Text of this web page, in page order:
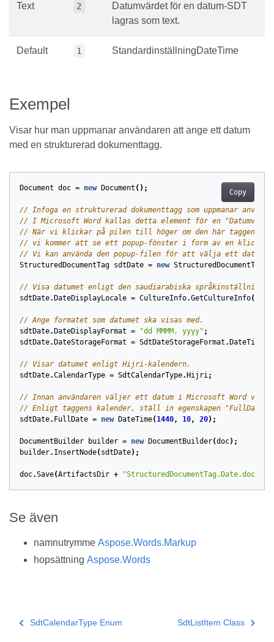
Text 2
Datumvärdet för en datum-SDT
lagras som text.
Default 1 StandardinställningDateTime
Exempel
Visar hur man uppmanar användaren att ange ett datum
med en strukturerad dokumenttagg.
Copy
Document doc = new Document ();
// Infoga en strukturerad dokumenttagg som uppmanar
// I Microsoft Word kallas detta element för en
// När vi klickar på pilen till höger om den här taggen i
// vi kommer att se ett popup-fönster i form av en klickbar
// Vi kan använda den popup-filen för att välja ett datum
StructuredDocumentTag sdtDate = new StructuredDocumentTag
// Visa datumet enligt den saudiarabiska
sdtDate. DateDisplayLocale = CultureInfo.GetCultureInfo(
// Ange formatet som datumet ska visas med.
sdtDate. DateDisplayFormat = "dd MMMM, yyyy" ;
sdtDate. DateStorageFormat = SdtDateStorageFormat . DateTime
// Visar datumet enligt Hijri-kalendern.
sdtDate.CalendarType = SdtCalendarType. Hijri;
// Innan användaren väljer ett datum i Microsoft Word
// Enligt taggens kalender, ställ in egenskapen
sdtDate. FullDate = new DateTime( 1440, 10, 20);
DocumentBuilder builder = new DocumentBuilder(doc);
builder. InsertNode( sdtDate);
doc.Save(ArtifactsDir + "StructuredDocumentTag.Date.docx"
Se även
namnutrymme Aspose.Words.Markup
hopsättning Aspose.Words
SdtCalendarType Enum SdtListItem Class